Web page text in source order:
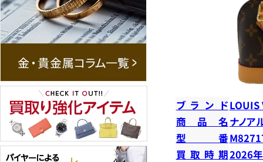
ブランドLOUIS
商品名 ナノア
型番
買取時期2026